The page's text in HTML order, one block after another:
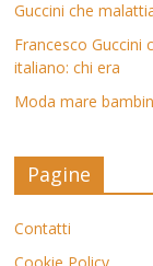
Guccini che
Francesco
italiano: chi era
Moda mare
Pagine
Contatti